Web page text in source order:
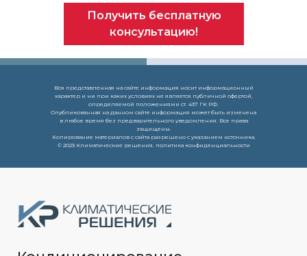
Получить бесплатную
консультацию!
Вся представленная на сайте информация носит информационный
характер и ни при каких условиях не является публичной офертой,
определяемой положениями ст. 437 ГК РФ.
Опубликованная на данном сайте информация может быть изменена
в любое время без предварительного уведомления. Все права
защищены.
Копирование материалов с сайта разрешено с указанием источника.
© 2023 Климатические решения. политика конфиденциальности